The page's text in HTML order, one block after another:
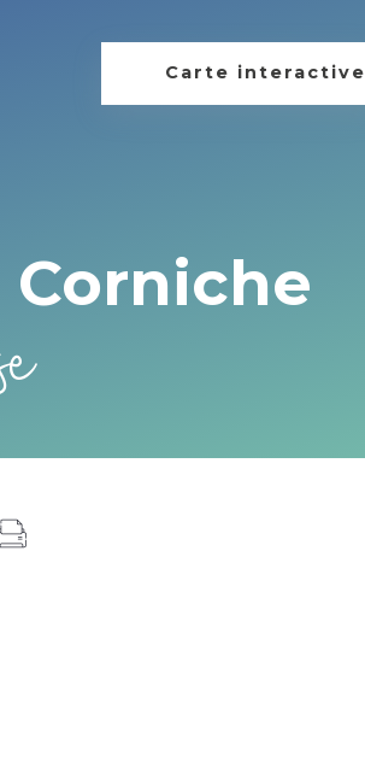
Carte interactive